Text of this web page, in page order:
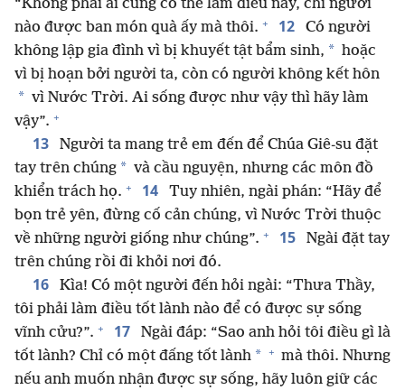
“Không phải ai cũng có thể làm điều này, chỉ người
nào được ban món quà ấy mà thôi. + 12
Có người
không lập gia đình vì bị khuyết tật bẩm sinh, * hoặc
vì bị hoạn bởi người ta, còn có người không kết hôn
* vì Nước Trời. Ai sống được như vậy thì hãy làm
vậy”. +
13
Người ta mang trẻ em đến để Chúa Giê-su đặt
tay trên chúng * và cầu nguyện, nhưng các môn đồ
khiển trách họ. + 14
Tuy nhiên, ngài phán: “Hãy để
bọn trẻ yên, đừng cố cản chúng, vì Nước Trời thuộc
về những người giống như chúng”. + 15
Ngài đặt tay
trên chúng rồi đi khỏi nơi đó.
16
Kìa! Có một người đến hỏi ngài: “Thưa Thầy,
tôi phải làm điều tốt lành nào để có được sự sống
vĩnh cửu?”. + 17
Ngài đáp: “Sao anh hỏi tôi điều gì là
tốt lành? Chỉ có một đấng tốt lành * + mà thôi. Nhưng
nếu anh muốn nhận được sự sống, hãy luôn giữ các